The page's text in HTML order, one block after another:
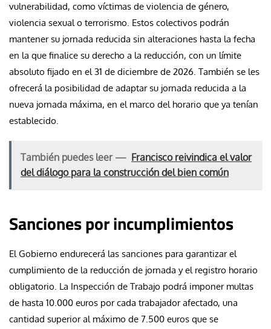
vulnerabilidad, como víctimas de violencia de género,
violencia sexual o terrorismo. Estos colectivos podrán
mantener su jornada reducida sin alteraciones hasta la fecha
en la que finalice su derecho a la reducción, con un límite
absoluto fijado en el 31 de diciembre de 2026. También se les
ofrecerá la posibilidad de adaptar su jornada reducida a la
nueva jornada máxima, en el marco del horario que ya tenían
establecido.
También puedes leer — Francisco reivindica el valor
del diálogo para la construcción del bien común
Sanciones por incumplimientos
El Gobierno endurecerá las sanciones para garantizar el
cumplimiento de la reducción de jornada y el registro horario
obligatorio. La Inspección de Trabajo podrá imponer multas
de hasta 10.000 euros por cada trabajador afectado, una
cantidad superior al máximo de 7.500 euros que se